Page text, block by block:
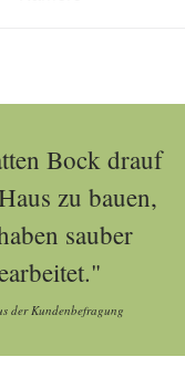
Bock drauf
zu bauen,
sauber
der Kundenbefragung